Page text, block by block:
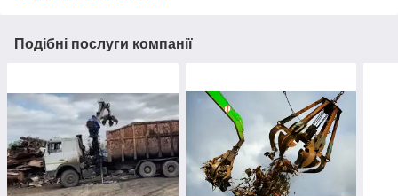
Подібні послуги компанії